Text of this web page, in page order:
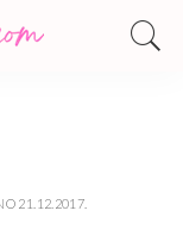
21.12.2017.